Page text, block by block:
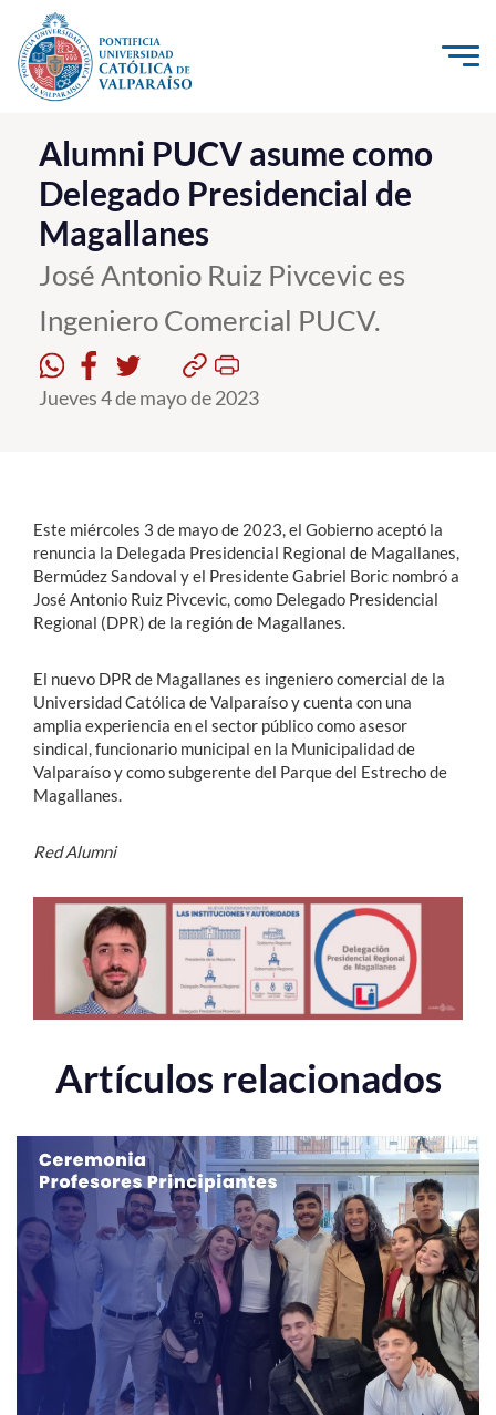
Click acá para ir directamente al contenido
La Universidad
Investigación, Creación e Innovación
PUCV Internacional
Vinculación con el Medio
Admisión
Pregrado
Estudiantes
Académicos
Funcionarios
Alumni
English
Alumni PUCV asume como
Delegado Presidencial de
Magallanes
José Antonio Ruiz Pivcevic es
Ingeniero Comercial PUCV.
Jueves 4 de mayo de 2023
Este miércoles 3 de mayo de 2023, el Gobierno aceptó la
renuncia la Delegada Presidencial Regional de Magallanes,
Bermúdez Sandoval y el Presidente Gabriel Boric nombró a
José Antonio Ruiz Pivcevic, como Delegado Presidencial
Regional (DPR) de la región de Magallanes.
El nuevo DPR de Magallanes es ingeniero comercial de la
Universidad Católica de Valparaíso y cuenta con una
amplia experiencia en el sector público como asesor
sindical, funcionario municipal en la Municipalidad de
Valparaíso y como subgerente del Parque del Estrecho de
Magallanes.
Red Alumni
Artículos relacionados